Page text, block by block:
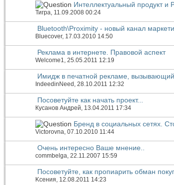
Интеллектуальный продукт
Тигра, 11.09.2008 00:24
Bluetooth\Proximity - новый канал
Bluecover, 17.03.2010 14:50
Реклама в интернете. Правовой аспект
Welcome1, 25.05.2011 12:19
Имидж в печатной рекламе,
IndeedinNeed , 28.10.2011 12:32
Посоветуйте как начать проект...
Кусанов Андрей, 13.04.2011 17:34
Бренд в социальных сетях.
Victorovna, 07.10.2010 11:44
Очень интересно Ваше мнение..
commbelga, 22.11.2007 15:59
Посоветуйте, как пропиарить обман
Kсения, 12.08.2011 14:23